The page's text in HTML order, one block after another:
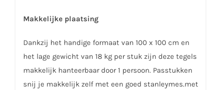
Makkelijke plaatsing
Dankzij het handige formaat van 100 x 100 cm en
het lage gewicht van 18 kg per stuk zijn deze tegels
makkelijk hanteerbaar door 1 persoon. Passtukken
snij je makkelijk zelf met een goed stanleymes.met